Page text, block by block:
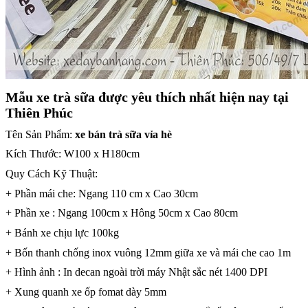
Mẫu xe trà sữa được yêu thích nhất hiện nay tại
Thiên Phúc
Tên Sản Phẩm: xe bán trà sữa vỉa hè
Kích Thước: W100 x H180cm
Quy Cách Kỹ Thuật:
+ Phần mái che: Ngang 110 cm x Cao 30cm
+ Phần xe : Ngang 100cm x Hông 50cm x Cao 80cm
+ Bánh xe chịu lực 100kg
+ Bốn thanh chống inox vuông 12mm giữa xe và mái che cao 1m
+ Hình ảnh : In decan ngoài trời máy Nhật sắc nét 1400 DPI
+ Xung quanh xe ốp fomat dày 5mm